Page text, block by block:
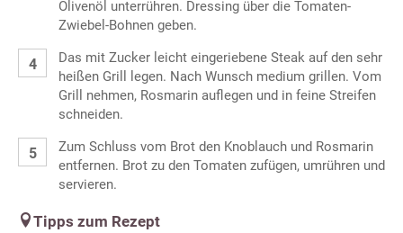
Olivenöl unterrühren. Dressing über die Tomaten-
Zwiebel-Bohnen geben.
Das mit Zucker leicht eingeriebene Steak auf den sehr
heißen Grill legen. Nach Wunsch medium grillen. Vom
Grill nehmen, Rosmarin auflegen und in feine Streifen
schneiden.
Zum Schluss vom Brot den Knoblauch und Rosmarin
entfernen. Brot zu den Tomaten zufügen, umrühren und
servieren.
Tipps zum Rezept